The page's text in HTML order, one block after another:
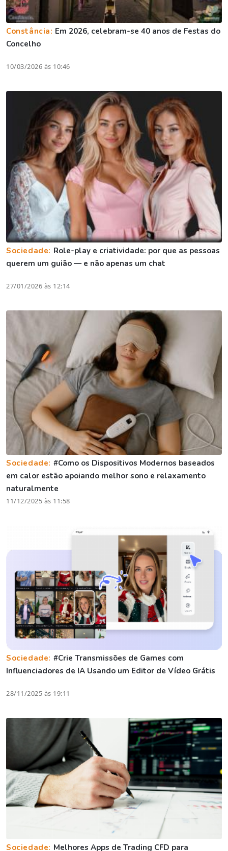
Constância: Em 2026, celebram-se 40 anos de Festas do
Concelho
10/03/2026 às 10:46
Sociedade: Role-play e criatividade: por que as pessoas
querem um guião — e não apenas um chat
27/01/2026 às 12:14
Sociedade: #Como os Dispositivos Modernos baseados
em calor estão apoiando melhor sono e relaxamento
naturalmente
11/12/2025 às 11:58
Sociedade: #Crie Transmissões de Games com
Influenciadores de IA Usando um Editor de Vídeo Grátis
28/11/2025 às 19:11
Sociedade: Melhores Apps de Trading CFD para